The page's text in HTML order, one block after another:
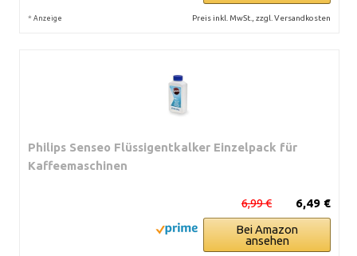
* Anzeige Preis inkl. MwSt., zzgl. Versandkosten
Philips Senseo Flüssigentkalker Einzelpack für
Kaffeemaschinen
6,49 €
6,99 €
Bei Amazon
ansehen